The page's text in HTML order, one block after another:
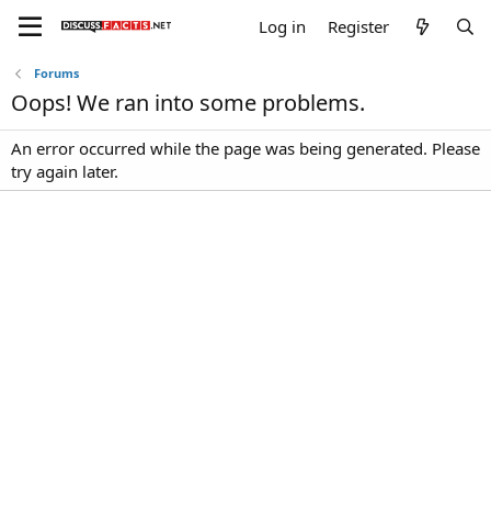
Log in Register
Forums
Oops! We ran into some problems.
An error occurred while the page was being generated. Please
try again later.